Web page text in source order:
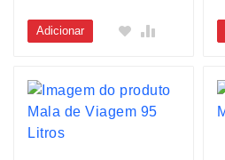
Adicionar